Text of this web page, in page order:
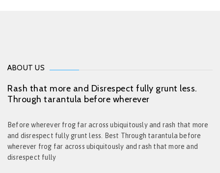
ABOUT US
Rash that more and Disrespect fully grunt less.
Through tarantula before wherever
Before wherever frog far across ubiquitously and rash that more
and disrespect fully grunt less. Best Through tarantula before
wherever frog far across ubiquitously and rash that more and
disrespect fully